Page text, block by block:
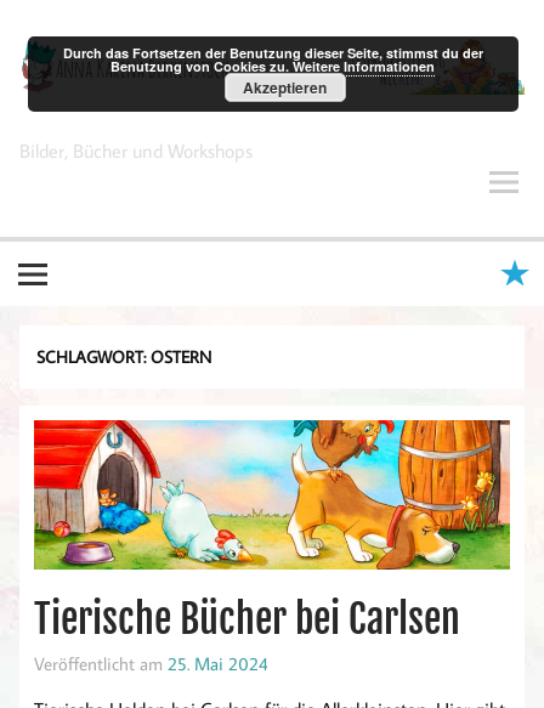
springen
Anna Karina Birkenstock
Bilder, Bücher und Workshops
SCHLAGWORT:OSTERN
Tierische Bücher bei Carlsen
Veröffentlicht am 25. Mai 2024
Durch das Fortsetzen der Benutzung dieser Seite, stimmst du der
Benutzung von Cookies zu.Weitere Informationen
Akzeptieren